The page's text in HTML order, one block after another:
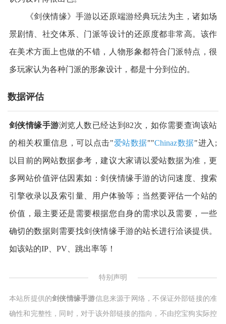
《剑侠情缘》手游以还原端游经典玩法为主，诸如场
景剧情、社交体系、门派等设计的还原度都非常高。该作
在美术方面上也做的不错，人物形象都符合门派特点，很
多玩家认为各种门派的形象设计，都是十分到位的。
数据评估
剑侠情缘手游浏览人数已经达到82次，如你需要查询该站
的相关权重信息，可以点击"爱站数据""Chinaz数据"进入;
以目前的网站数据参考，建议大家请以爱站数据为准，更
多网站价值评估因素如：剑侠情缘手游的访问速度、搜索
引擎收录以及索引量、用户体验等；当然要评估一个站的
价值，最主要还是需要根据您自身的需求以及需要，一些
确切的数据则需要找剑侠情缘手游的站长进行洽谈提供。
如该站的IP、PV、跳出率等！
特别声明
本站所提供的剑侠情缘手游信息来源于网络，不保证外部链接的准
确性和完整性，同时，对于该外部链接的指向，不由挖宝狗实际控